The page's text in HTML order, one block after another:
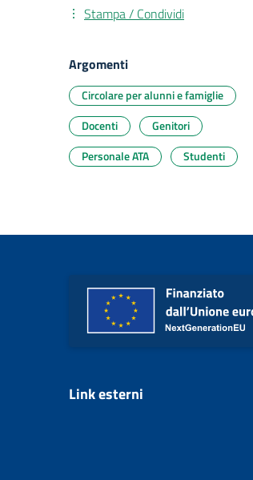
Stampa / Condividi
Argomenti
Circolare per alunni e famiglie
Docenti
Genitori
Personale ATA
Studenti
Link esterni